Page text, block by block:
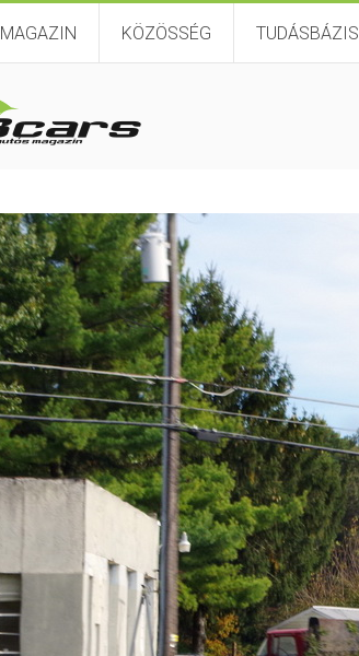
MAGAZIN KÖZÖSSÉG TUDÁSBÁZIS